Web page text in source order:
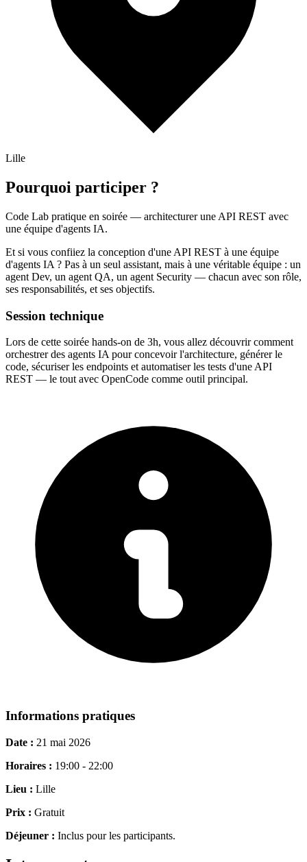
Lille
Pourquoi participer ?
Code Lab pratique en soirée — architecturer une API REST avec
une équipe d'agents IA.
Et si vous confiiez la conception d'une API REST à une équipe
d'agents IA ? Pas à un seul assistant, mais à une véritable équipe : un
agent Dev, un agent QA, un agent Security — chacun avec son rôle,
ses responsabilités, et ses objectifs.
Session technique
Lors de cette soirée hands-on de 3h, vous allez découvrir comment
orchestrer des agents IA pour concevoir l'architecture, générer le
code, sécuriser les endpoints et automatiser les tests d'une API
REST — le tout avec OpenCode comme outil principal.
Informations pratiques
Date : 21 mai 2026
Horaires : 19:00 - 22:00
Lieu : Lille
Prix : Gratuit
Déjeuner : Inclus pour les participants.